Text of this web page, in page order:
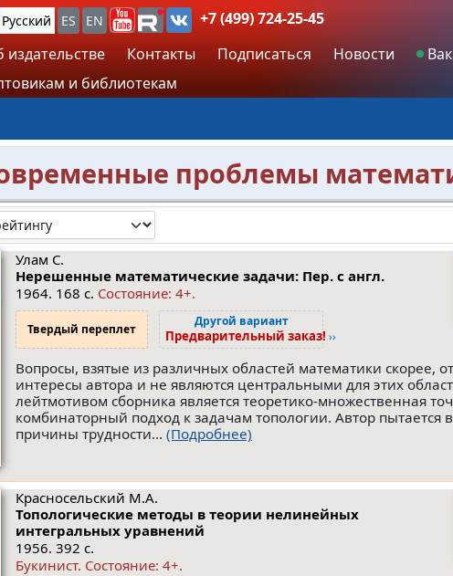
Русский ES EN
+7 (499) 724-25-45
издательстве
Контакты Подписаться Новости
и библиотекам
проблемы
Улам С.
Нерешенные математические задачи: Пер. с англ.
1964. 168 с. Состояние: 4+.
Твердый переплет Другой вариант
Предварительный заказ! ››
Вопросы, взятые из различных областей математики скорее,
интересы автора и не являются центральными для этих
лейтмотивом сборника является теоретико-множественная
комбинаторный подход к задачам топологии. Автор пытается
причины трудности... (Подробнее)
Красносельский М.А.
Топологические методы в теории нелинейных
интегральных уравнений
1956. 392 с.
Букинист. Состояние: 4+.